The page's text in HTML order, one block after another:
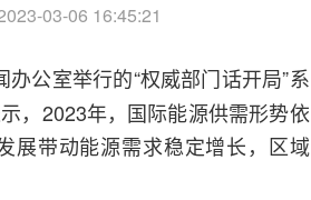
03-06 16:45:21
公室举行的“权威部门话开局”系
，2023年，国际能源供需形势依
展带动能源需求稳定增长，区域